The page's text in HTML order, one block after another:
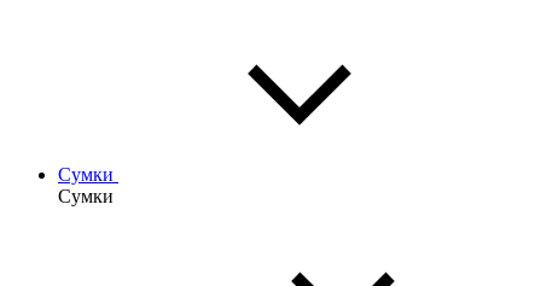
Сумки
Сумки